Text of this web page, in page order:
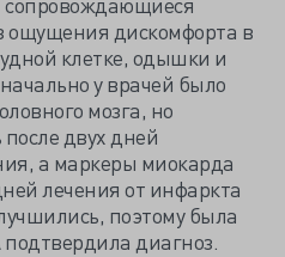
ощущения дискомфорта в
клетке, одышки и
у врачей было
мозга, но
двух дней
а маркеры миокарда
лечения от инфаркта
поэтому была
диагноз.